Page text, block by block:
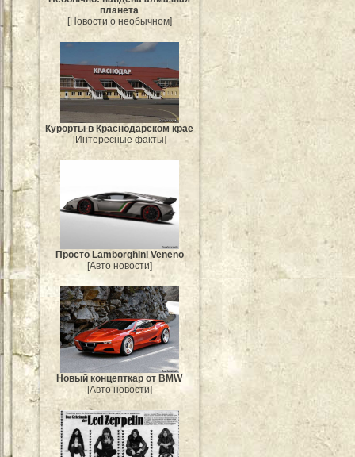
планета
[Новости о необычном]
Курорты в Краснодарском крае
[Интересные факты]
Просто Lamborghini Veneno
[Авто новости]
Новый концепткар от BMW
[Авто новости]